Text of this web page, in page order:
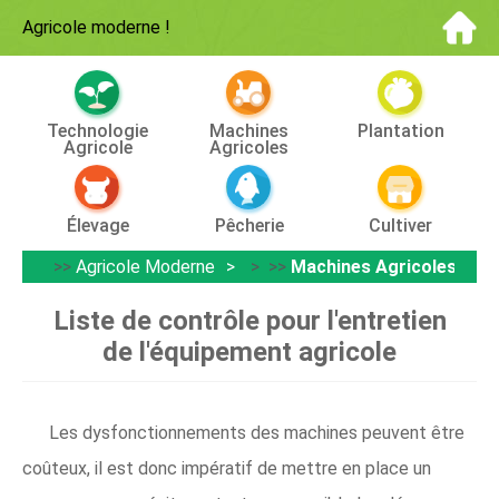
Agricole moderne !
Technologie
Agricole
Machines
Agricoles
Plantation
Élevage Pêcherie
Cultiver
>> Agricole Moderne > >> Machines Agricoles
Liste de contrôle pour l'entretien
de l'équipement agricole
Les dysfonctionnements des machines peuvent être
coûteux, il est donc impératif de mettre en place un